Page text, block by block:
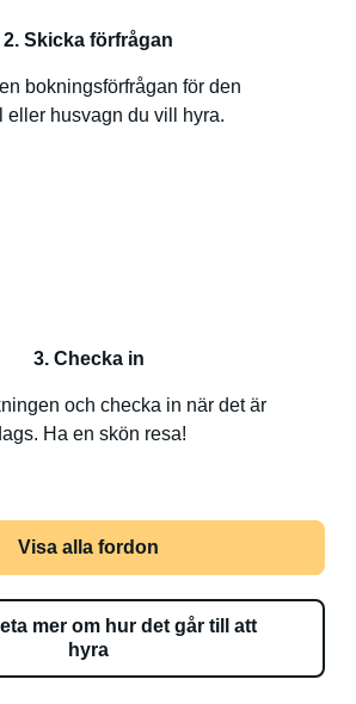
2. Skicka förfrågan
bokningsförfrågan för den
eller husvagn du vill hyra.
3. Checka in
och checka in när det är
Ha en skön resa!
Visa alla fordon
mer om hur det går till att
hyra